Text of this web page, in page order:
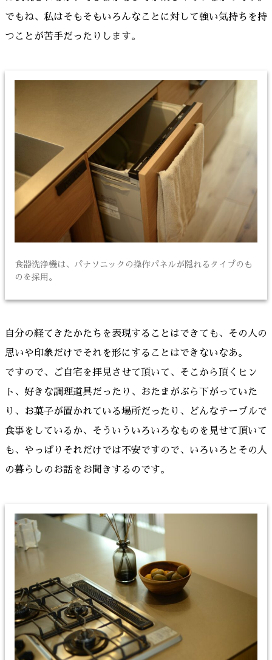
でもね、私はそもそもいろんなことに対して強い気持ちを持
つことが苦手だったりします。
食器洗浄機は、パナソニックの操作パネルが隠れるタイプのも
のを採用。
自分の経てきたかたちを表現することはできても、その人の
思いや印象だけでそれを形にすることはできないなあ。
ですので、ご自宅を拝見させて頂いて、そこから頂くヒン
ト、好きな調理道具だったり、おたまがぶら下がっていた
り、お菓子が置かれている場所だったり、どんなテーブルで
食事をしているか、そういういろいろなものを見せて頂いて
も、やっぱりそれだけでは不安ですので、いろいろとその人
の暮らしのお話をお聞きするのです。